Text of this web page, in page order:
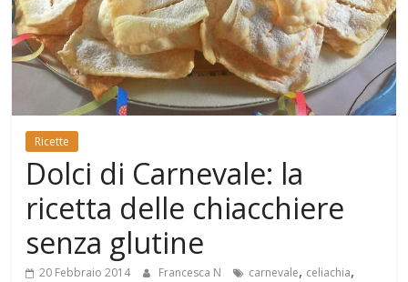
Mondo
Ricette
Dolci di Carnevale: la
ricetta delle chiacchiere
senza glutine
20 Febbraio 2014 Francesca N carnevale, celiachia,